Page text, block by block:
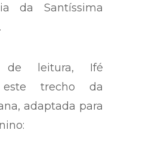
da Santíssima
de leitura, Ifé
este trecho da
adaptada para